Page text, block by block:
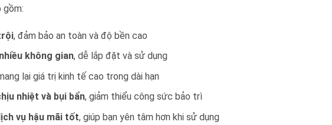
gồm:
, đảm bảo an toàn và độ bền cao
không gian, dễ lắp đặt và sử dụng
lại giá trị kinh tế cao trong dài hạn
nhiệt và bụi bẩn, giảm thiểu công sức bảo trì
vụ hậu mãi tốt, giúp bạn yên tâm hơn khi sử dụng